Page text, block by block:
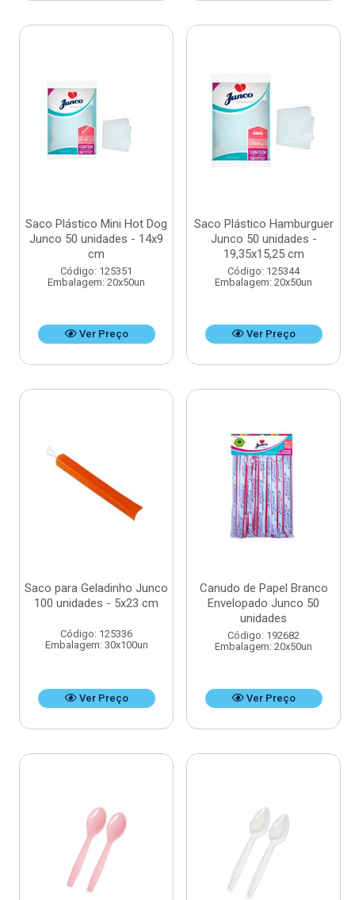
Saco Plástico Mini Hot Dog
Junco 50 unidades - 14x9
cm
Código: 125351
Embalagem: 20x50un
Ver Preço
Saco Plástico Hamburguer
Junco 50 unidades -
19,35x15,25 cm
Código: 125344
Embalagem: 20x50un
Ver Preço
Saco para Geladinho Junco
100 unidades - 5x23 cm
Código: 125336
Embalagem: 30x100un
Ver Preço
Canudo de Papel Branco
Envelopado Junco 50
unidades
Código: 192682
Embalagem: 20x50un
Ver Preço